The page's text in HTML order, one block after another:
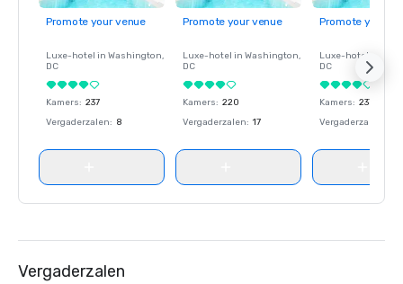
Promote your venue
Luxe-hotel in Washington,
DC
Kamers: 237
Vergaderzalen: 8
Promote your venue
Luxe-hotel in Washington,
DC
Kamers: 220
Vergaderzalen: 17
Promote your
Luxe-hotel in
DC
Kamers: 237
Vergaderzalen
Vergaderzalen